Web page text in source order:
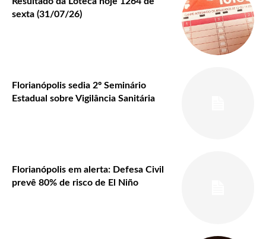
sexta (31/07/26)
Florianópolis sedia 2º Seminário
Estadual sobre Vigilância Sanitária
Florianópolis em alerta: Defesa Civil
prevê 80% de risco de El Niño